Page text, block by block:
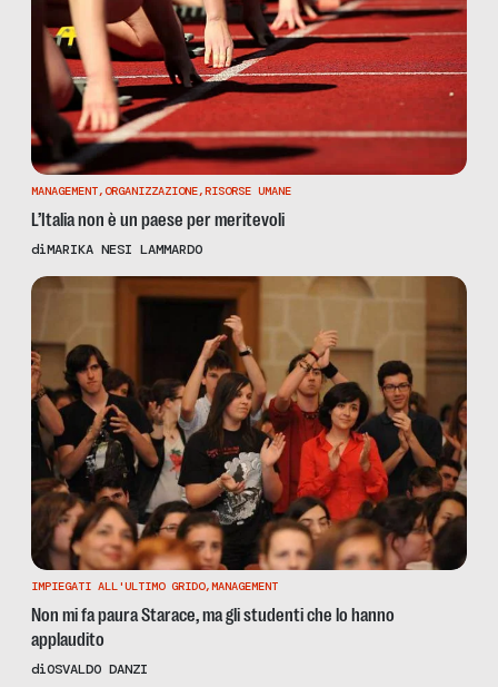
MANAGEMENT,ORGANIZZAZIONE,RISORSE UMANE
L’Italia non è un paese per meritevoli
diMARIKA NESI LAMMARDO
IMPIEGATI ALL'ULTIMO GRIDO,MANAGEMENT
Non mi fa paura Starace, ma gli studenti che lo hanno
applaudito
diOSVALDO DANZI